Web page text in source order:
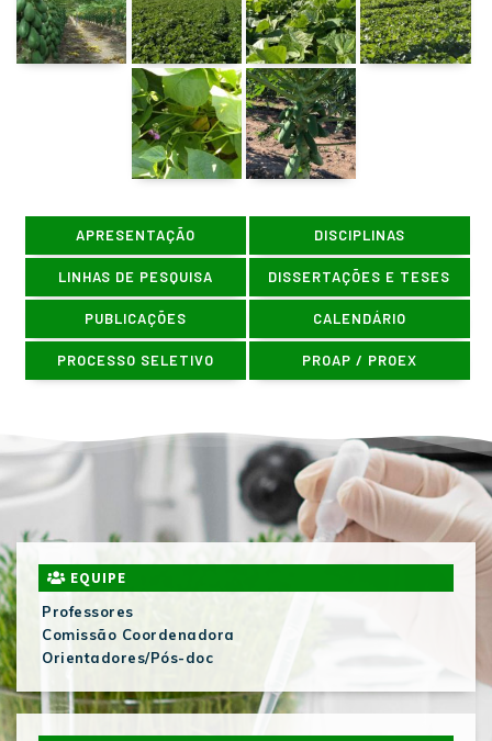
APRESENTAÇÃO DISCIPLINAS
LINHAS DE PESQUISA DISSERTAÇÕES E TESES
PUBLICAÇÕES CALENDÁRIO
PROCESSO SELETIVO PROAP / PROEX
EQUIPE
Professores
Comissão Coordenadora
Orientadores/Pós-doc